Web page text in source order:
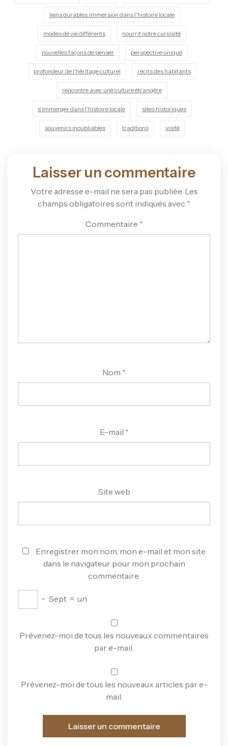
liens durables.immersion dans l'histoire locale
modes de vie différents nourrit notre curiosité
nouvelles façons de penser perspective unique
profondeur de l'héritage culturel récits des habitants
rencontre avec une culture étrangère
s'immerger dans l'histoire locale sites historiques
souvenirs inoubliables traditions visité
Laisser un commentaire
Votre adresse e-mail ne sera pas publiée. Les
champs obligatoires sont indiqués avec *
Commentaire *
Nom *
E-mail *
Site web
Enregistrer mon nom, mon e-mail et mon site
dans le navigateur pour mon prochain
commentaire.
− Sept = un
Prévenez-moi de tous les nouveaux commentaires
par e-mail.
Prévenez-moi de tous les nouveaux articles par e-
mail.